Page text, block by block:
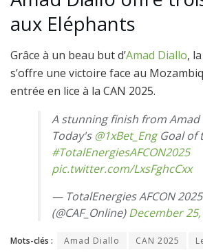
aux Eléphants
Grâce à un beau but d’Amad Diallo,
s’offre une victoire face au
entrée en lice à la CAN 2025.
A stunning finish from Amad
Today's@1xBet_EngGoal of
#TotalEnergiesAFCON2025
pic.twitter.com/LxsFghcCxx
— TotalEnergies AFCON 2025
(@CAF_Online)December
Mots-clés : Amad Diallo CAN 2025